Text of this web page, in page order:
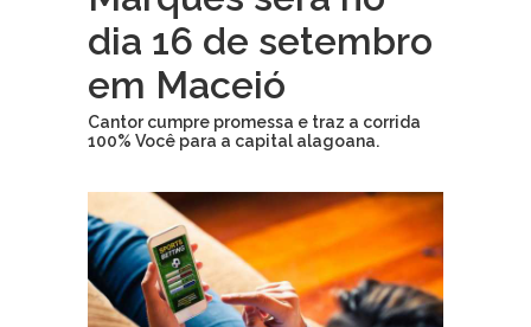
dia 16 de setembro
em Maceió
Cantor cumpre promessa e traz a corrida
100% Você para a capital alagoana.